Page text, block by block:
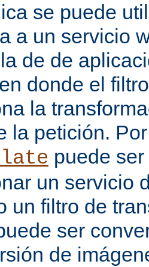
se puede
a un servicio
de de
donde el
la
la petición.
puede
un servicio
un filtro de
ser
de